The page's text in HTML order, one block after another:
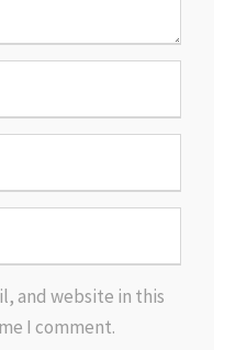
and website in this
I comment.